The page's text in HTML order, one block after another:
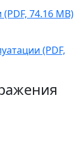
74.16 MB)
(PDF,